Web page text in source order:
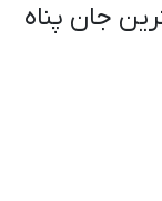
جان پناه